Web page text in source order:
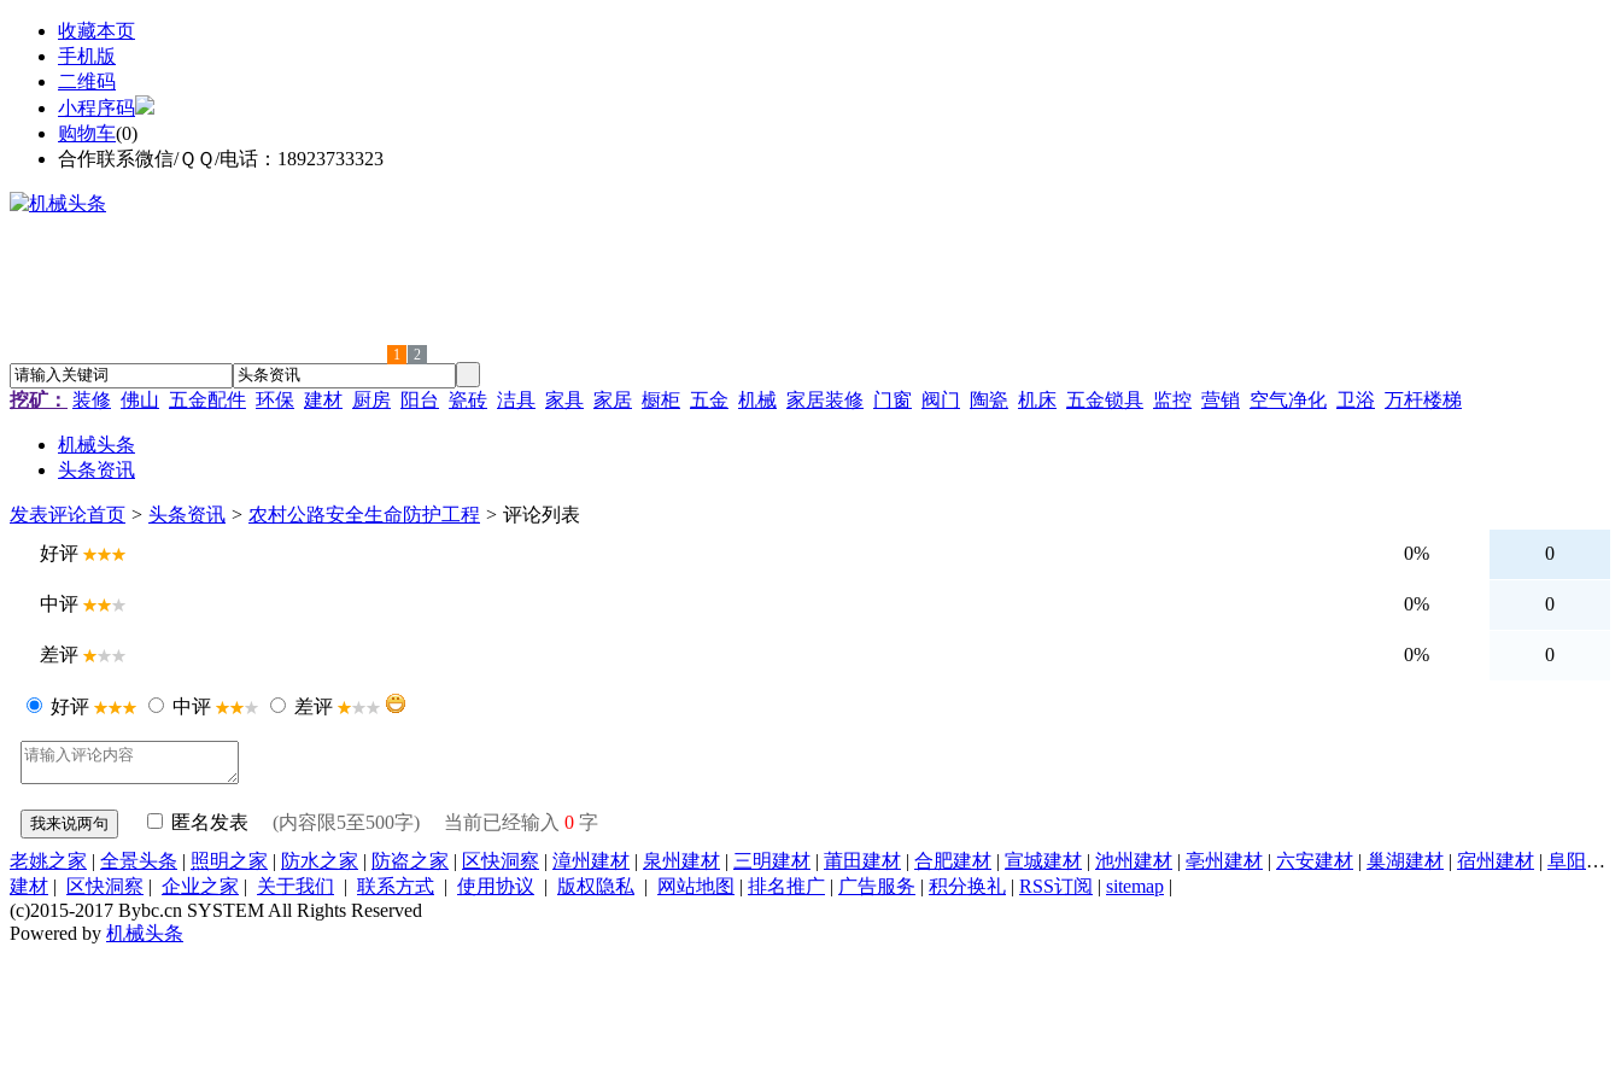
收藏本页
手机版
二维码
小程序码
购物车(0)
合作联系微信/ＱＱ/电话：18923733323
1 2
挖矿： 装修 佛山 五金配件 环保 建材 厨房 阳台 瓷砖 洁具 家具 家居 橱柜 五金 机械 家居装修 门窗 阀门 陶瓷 机床 五金锁具 监控 营销 空气净化 卫浴 万杆楼梯
机械头条
头条资讯
发表评论首页 > 头条资讯 > 农村公路安全生命防护工程 > 评论列表
好评
0% 0
中评 0% 0
差评 0% 0
好评 中评 差评
匿名发表 (内容限5至500字) 当前已经输入 0 字
老姚之家 | 全景头条 | 照明之家 | 防水之家 | 防盗之家 | 区快洞察 | 漳州建材 | 泉州建材 | 三明建材 | 莆田建材 | 合肥建材 | 宣城建材 | 池州建材 | 亳州建材 | 六安建材 | 巢湖建材 | 宿州建材 | 阜阳建材
建材 | 区快洞察 | 企业之家 | 关于我们 | 联系方式 | 使用协议 | 版权隐私 | 网站地图 | 排名推广 | 广告服务 | 积分换礼 | RSS订阅 | sitemap |
(c)2015-2017 Bybc.cn SYSTEM All Rights Reserved
Powered by 机械头条